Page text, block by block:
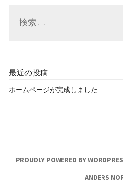
最近の投稿
ホームページが完成しました
PROUDLY POWERED BY
ANDERS